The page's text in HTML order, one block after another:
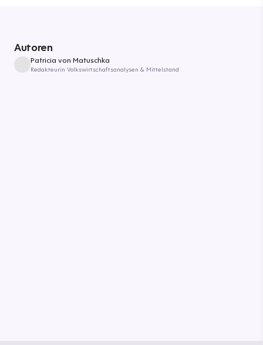
Autoren
Patricia von Matuschka
Redakteurin Volkswirtschaftsanalysen & Mittelstand